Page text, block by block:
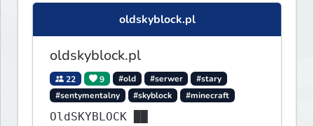
oldskyblock.pl
oldskyblock.pl
22 9 #old #serwer
#stary
#sentymentalny
#skyblock #minecraft
OldSKYBLOCK ██